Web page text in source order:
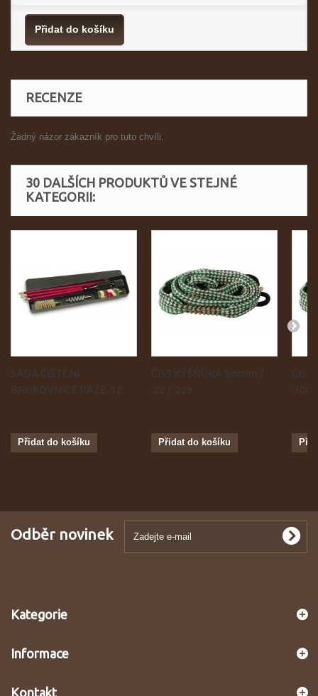
Přidat do košíku
RECENZE
Žádný názor zákazník pro tuto chvíli.
30 DALŠÍCH PRODUKTŮ VE STEJNÉ
KATEGORII:
SADA ČIŠTĚNÍ
BROKOVNICE RÁŽE .12
Přidat do košíku
ČISTÍCÍ ŠŇŮRA 5,6mm /
.22 / .223
Přidat do košíku
.308
Odběr novinek
Kategorie
Informace
Kontakt